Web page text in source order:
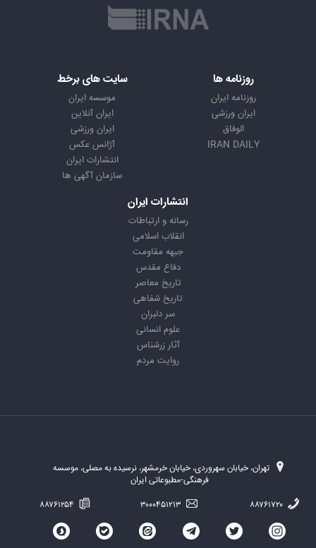
روزنامه ها
روزنامه ایران
ایران ورزشی
الوفاق
IRAN DAILY
سایت های برخط
موسسه ایران
ایران آنلاین
ایران ورزشی
آژانس عکس
انتشارات ایران
سازمان آگهی ها
انتشارات ایران
رسانه و ارتباطات
انقلاب اسلامی
جبهه مقاومت
دفاع مقدس
تاریخ معاصر
تاریخ شفاهی
سر دلبران
علوم انسانی
آثار زرشناس
روایت مردم
تهران، خیابان سهروردی، خیابان خرمشهر، نرسیده به مصلی، موسسه
فرهنگی-مطبوعاتی ایران